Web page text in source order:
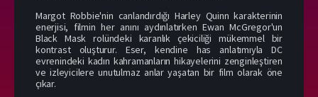
Margot Robbie'nin canlandırdığı Harley Quinn karakterinin
enerjisi, filmin her anını aydınlatırken Ewan McGregor'un
Black Mask rolündeki karanlık çekiciliği mükemmel bir
kontrast oluşturur. Eser, kendine has anlatımıyla DC
evrenindeki kadın kahramanların hikayelerini zenginleştiren
ve izleyicilere unutulmaz anlar yaşatan bir film olarak öne
çıkar.